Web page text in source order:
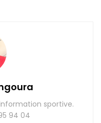
sportive.
94 04